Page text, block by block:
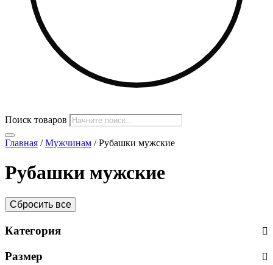
Поиск товаров
Главная /Мужчинам / Рубашки мужские
Рубашки мужские
Сбросить все
Категория
Размер